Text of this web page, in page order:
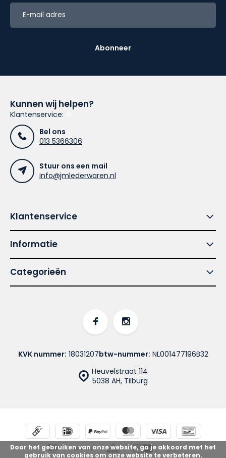
Abonneer
Kunnen wij helpen?
Klantenservice:
Bel ons
013 5366306
Stuur ons een mail
info@jmlederwaren.nl
Klantenservice
Informatie
Categorieën
Heuvelstraat 114
5038 AH, Tilburg
KVK nummer: 18031207btw-nummer: NL001477196B32
Door het gebruiken van onze website, ga je akkoord met het
gebruik van cookies om onze website te verbeteren.